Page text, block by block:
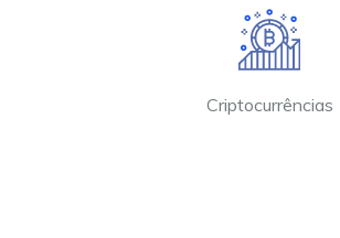
Criptocurrências